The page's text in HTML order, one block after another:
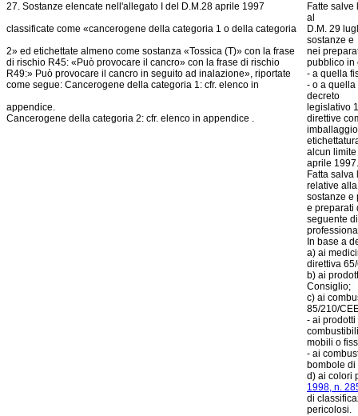
27. Sostanze elencate nell'allegato I del D.M.28 aprile 1997
Fatte
al
classificate come «cancerogene della categoria 1 o della categoria
D.M. 29
sostanze e
2» ed etichettate almeno come sostanza «Tossica (T)» con la frase
nei
di rischio R45: «Può provocare il cancro» con la frase di rischio
pubblico in
R49:» Può provocare il cancro in seguito ad inalazione», riportate
- a quella
come segue: Cancerogene della categoria 1: cfr. elenco in
- o a quella
decreto
appendice.
legislativo
Cancerogene della categoria 2: cfr. elenco in appendice .
direttive
alcun
aprile 1997.
Fatta
relative
sostanze e
e preparati
seguente
In base a
a) ai
direttiva
b) ai
Consiglio;
c) ai
85/210/
- ai
mobili o
- ai
bombole
d) ai colori
1998, n.
di
pericolosi.